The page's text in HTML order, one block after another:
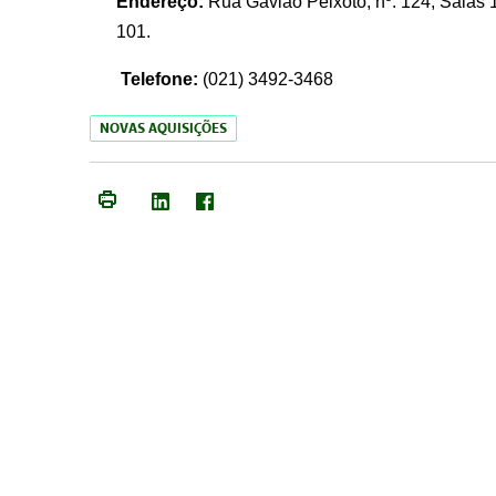
101.
Telefone: (021) 3492-3468
NOVAS AQUISIÇÕES